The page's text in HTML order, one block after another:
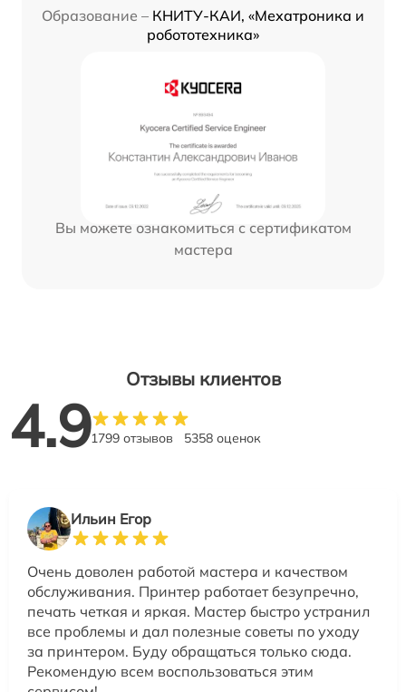
Образование – КНИТУ-КАИ, «Мехатроника и
робототехника»
Вы можете ознакомиться с сертификатом
мастера
Отзывы клиентов
4.91799 отзывов 5358 оценок
Ильин Егор
Очень доволен работой мастера и качеством
обслуживания. Принтер работает безупречно,
печать четкая и яркая. Мастер быстро устранил
все проблемы и дал полезные советы по уходу
за принтером. Буду обращаться только сюда.
Рекомендую всем воспользоваться этим